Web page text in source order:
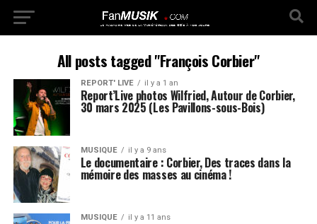
All posts tagged "François Corbier"
REPORT' LIVE il y a 1 an
Report’Live photos Wilfried, Autour de Corbier,
30 mars 2025 (Les Pavillons-sous-Bois)
MUSIQUE il y a 9 ans
Le documentaire : Corbier, Des traces dans la
mémoire des masses au cinéma !
MUSIQUE il y a 11 ans